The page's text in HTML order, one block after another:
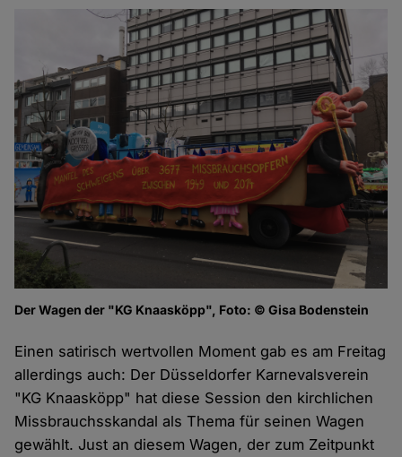
Der Wagen der "KG Knaasköpp", Foto: © Gisa Bodenstein
Einen satirisch wertvollen Moment gab es am Freitag
allerdings auch: Der Düsseldorfer Karnevalsverein
"KG Knaasköpp" hat diese Session den kirchlichen
Missbrauchsskandal als Thema für seinen Wagen
gewählt. Just an diesem Wagen, der zum Zeitpunkt